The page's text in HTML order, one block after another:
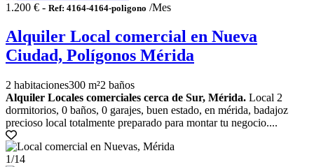
1.200 € - Ref: 4164-4164-poligono /Mes
Alquiler Local comercial en Nueva
Ciudad, Polígonos Mérida
2 habitaciones300 m²2 baños
Alquiler Locales comerciales cerca de Sur, Mérida. Local 2
dormitorios, 0 baños, 0 garajes, buen estado, en mérida, badajoz
precioso local totalmente preparado para montar tu negocio....
1/14